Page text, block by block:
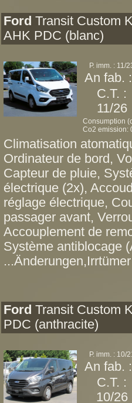
Ford Transit Custom
AHK PDC (blanc)
P. imm. : 11/
An fab.
C.T. :
11/26
Consumption
Co2 emission:
Climatisation
Ordinateur de bord,
Capteur de pluie,
électrique (2x),
réglage électrique,
passager avant,
Accouplement de
Système antiblocage
Ford Transit Custom
PDC (anthracite)
P. imm. : 10/
An fab.
C.T. :
10/26